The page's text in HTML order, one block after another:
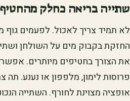
שתייה בריאה כחלק מהחטיף
לא תמיד צריך לאכול. לפעמים גוף
החזקת בקבוק מים על השולחן
את הצורך בחטיפים מיותרים.
פרוסות לימון, מלפפון או נענע.
אופציה מצוינת לחורף. השתייה